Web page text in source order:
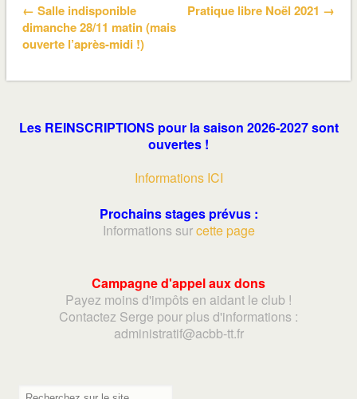
← Salle indisponible
dimanche 28/11 matin (mais
ouverte l’après-midi !)
Pratique libre Noël 2021 →
Les REINSCRIPTIONS pour la saison 2026-2027 sont
ouvertes !
Informations ICI
Prochains stages prévus :
Informations surcette page
Campagne d'appel aux dons
Payez moins d'impôts en aidant le club !
Contactez Serge pour plus d'informations :
administratif@acbb-tt.fr